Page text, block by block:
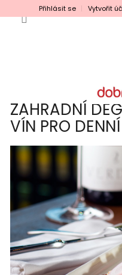
na
Přihlásit se Vytvořit
ZAHRADNÍ
VÍN PRO